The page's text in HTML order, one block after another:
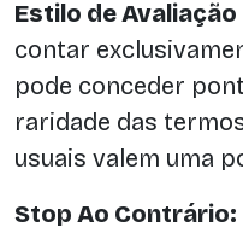
Estilo de
contar
pode conceder
raridade das
usuais valem uma
Stop Ao Contrário: